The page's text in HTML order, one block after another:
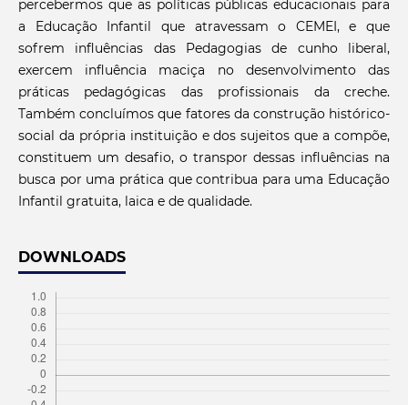
percebermos que as políticas públicas educacionais para
a Educação Infantil que atravessam o CEMEI, e que
sofrem influências das Pedagogias de cunho liberal,
exercem influência maciça no desenvolvimento das
práticas pedagógicas das profissionais da creche.
Também concluímos que fatores da construção histórico-
social da própria instituição e dos sujeitos que a compõe,
constituem um desafio, o transpor dessas influências na
busca por uma prática que contribua para uma Educação
Infantil gratuita, laica e de qualidade.
DOWNLOADS